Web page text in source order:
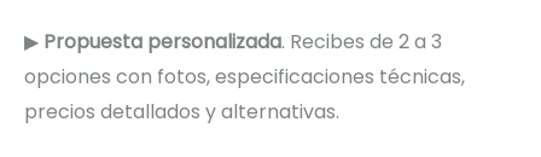
▶ Propuesta personalizada. Recibes de 2 a 3
opciones con fotos, especificaciones técnicas,
precios detallados y alternativas.